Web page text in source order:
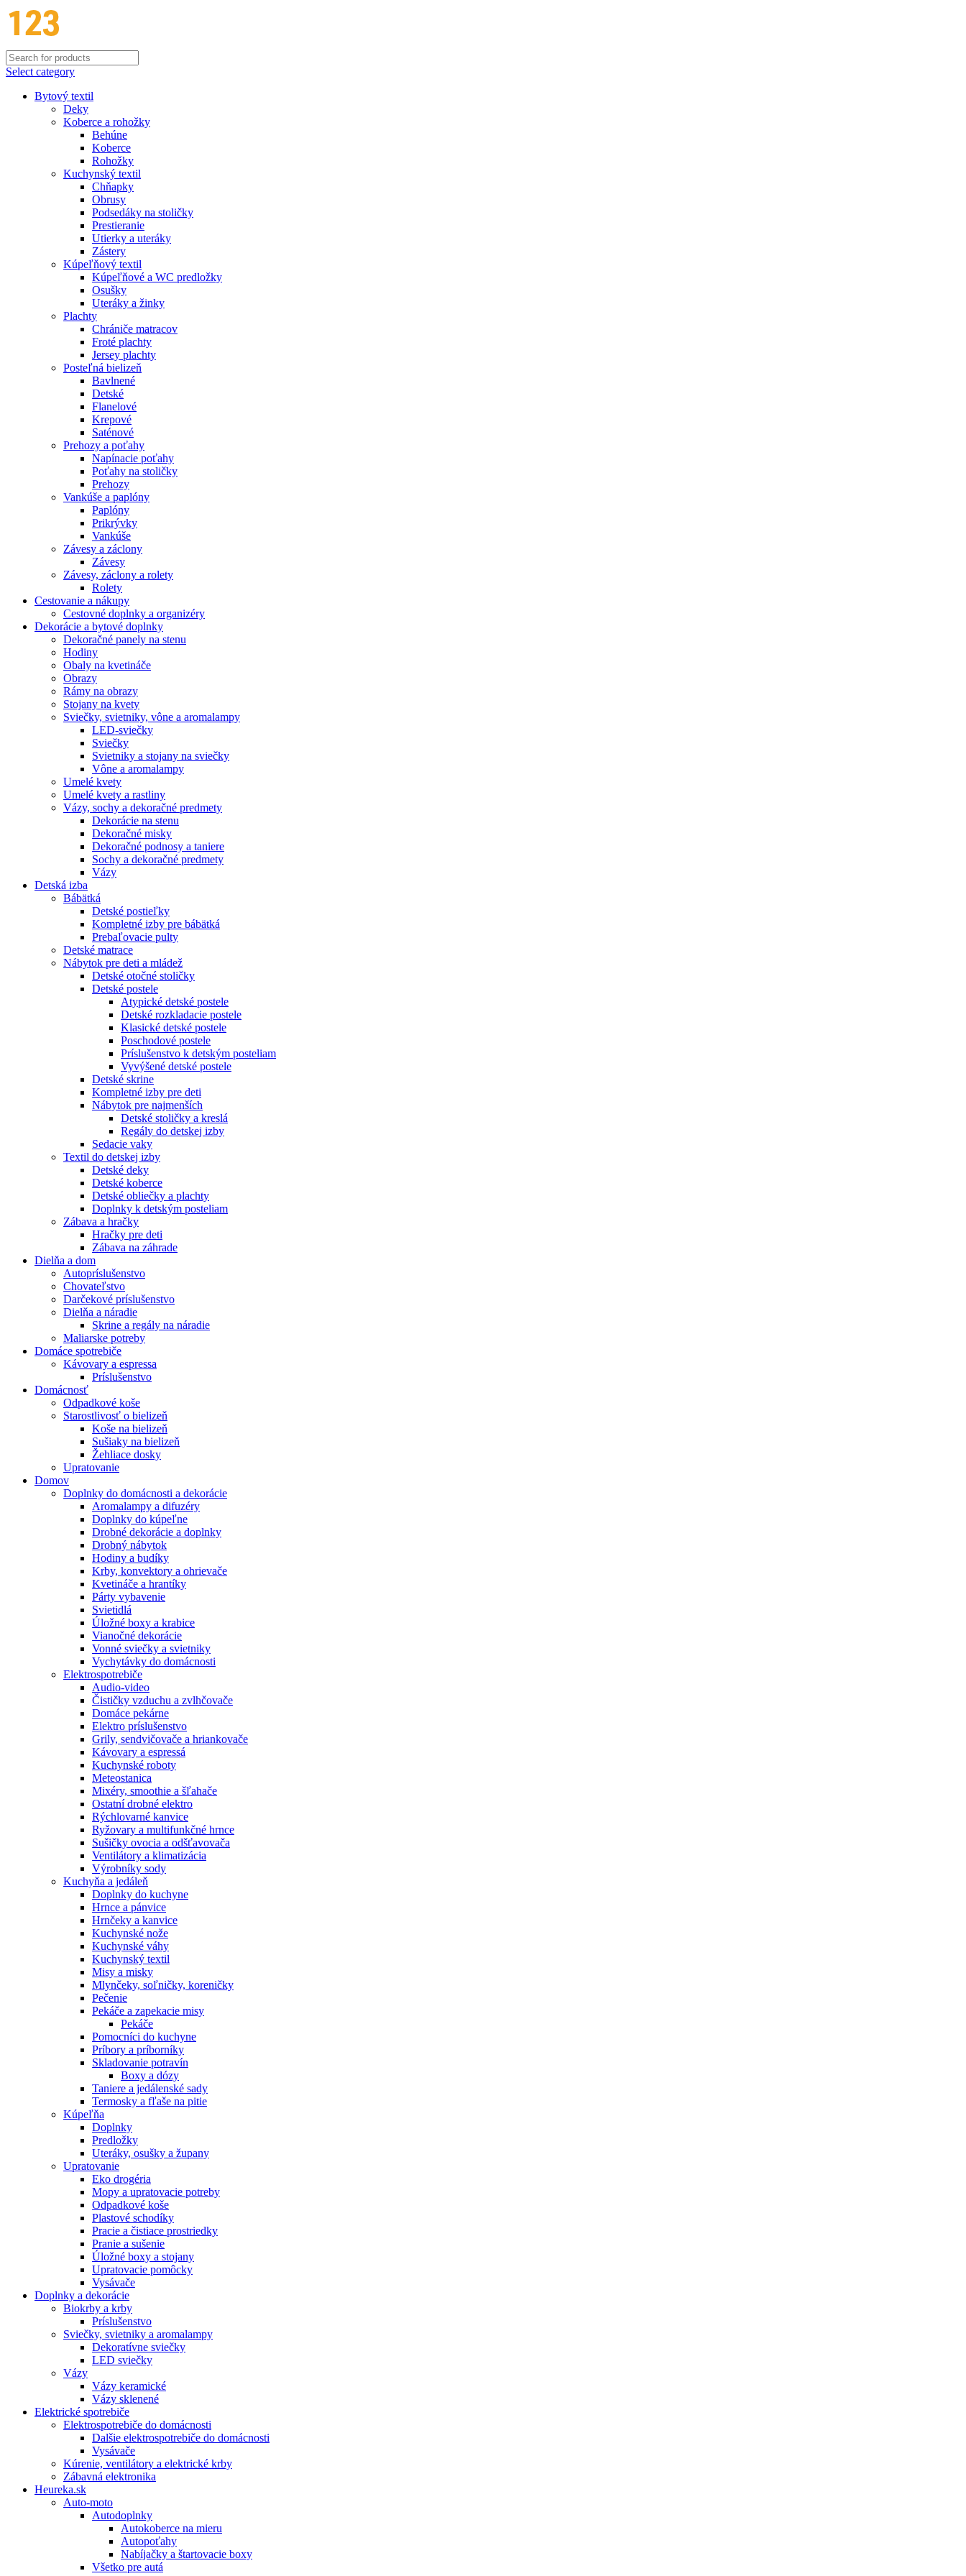
Select category
Bytový textil
Deky
Koberce a rohožky
Behúne
Koberce
Rohožky
Kuchynský textil
Chňapky
Obrusy
Podsedáky na stoličky
Prestieranie
Utierky a uteráky
Zástery
Kúpeľňový textil
Kúpeľňové a WC predložky
Osušky
Uteráky a žinky
Plachty
Chrániče matracov
Froté plachty
Jersey plachty
Posteľná bielizeň
Bavlnené
Detské
Flanelové
Krepové
Saténové
Prehozy a poťahy
Napínacie poťahy
Poťahy na stoličky
Prehozy
Vankúše a paplóny
Paplóny
Prikrývky
Vankúše
Závesy a záclony
Závesy
Závesy, záclony a rolety
Rolety
Cestovanie a nákupy
Cestovné doplnky a organizéry
Dekorácie a bytové doplnky
Dekoračné panely na stenu
Hodiny
Obaly na kvetináče
Obrazy
Rámy na obrazy
Stojany na kvety
Sviečky, svietniky, vône a aromalampy
LED-sviečky
Sviečky
Svietniky a stojany na sviečky
Vône a aromalampy
Umelé kvety
Umelé kvety a rastliny
Vázy, sochy a dekoračné predmety
Dekorácie na stenu
Dekoračné misky
Dekoračné podnosy a taniere
Sochy a dekoračné predmety
Vázy
Detská izba
Bábätká
Detské postieľky
Kompletné izby pre bábätká
Prebaľovacie pulty
Detské matrace
Nábytok pre deti a mládež
Detské otočné stoličky
Detské postele
Atypické detské postele
Detské rozkladacie postele
Klasické detské postele
Poschodové postele
Príslušenstvo k detským posteliam
Vyvýšené detské postele
Detské skrine
Kompletné izby pre deti
Nábytok pre najmenších
Detské stoličky a kreslá
Regály do detskej izby
Sedacie vaky
Textil do detskej izby
Detské deky
Detské koberce
Detské obliečky a plachty
Doplnky k detským posteliam
Zábava a hračky
Hračky pre deti
Zábava na záhrade
Dielňa a dom
Autopríslušenstvo
Chovateľstvo
Darčekové príslušenstvo
Dielňa a náradie
Skrine a regály na náradie
Maliarske potreby
Domáce spotrebiče
Kávovary a espressa
Príslušenstvo
Domácnosť
Odpadkové koše
Starostlivosť o bielizeň
Koše na bielizeň
Sušiaky na bielizeň
Žehliace dosky
Upratovanie
Domov
Doplnky do domácnosti a dekorácie
Aromalampy a difuzéry
Doplnky do kúpeľne
Drobné dekorácie a doplnky
Drobný nábytok
Hodiny a budíky
Krby, konvektory a ohrievače
Kvetináče a hrantíky
Párty vybavenie
Svietidlá
Úložné boxy a krabice
Vianočné dekorácie
Vonné sviečky a svietniky
Vychytávky do domácnosti
Elektrospotrebiče
Audio-video
Čističky vzduchu a zvlhčovače
Domáce pekárne
Elektro príslušenstvo
Grily, sendvičovače a hriankovače
Kávovary a espressá
Kuchynské roboty
Meteostanica
Mixéry, smoothie a šľahače
Ostatní drobné elektro
Rýchlovarné kanvice
Ryžovary a multifunkčné hrnce
Sušičky ovocia a odšťavovača
Ventilátory a klimatizácia
Výrobníky sody
Kuchyňa a jedáleň
Doplnky do kuchyne
Hrnce a pánvice
Hrnčeky a kanvice
Kuchynské nože
Kuchynské váhy
Kuchynský textil
Misy a misky
Mlynčeky, soľničky, koreničky
Pečenie
Pekáče a zapekacie misy
Pekáče
Pomocníci do kuchyne
Príbory a príborníky
Skladovanie potravín
Boxy a dózy
Taniere a jedálenské sady
Termosky a fľaše na pitie
Kúpeľňa
Doplnky
Predložky
Uteráky, osušky a župany
Upratovanie
Eko drogéria
Mopy a upratovacie potreby
Odpadkové koše
Plastové schodíky
Pracie a čistiace prostriedky
Pranie a sušenie
Úložné boxy a stojany
Upratovacie pomôcky
Vysávače
Doplnky a dekorácie
Biokrby a krby
Príslušenstvo
Sviečky, svietniky a aromalampy
Dekoratívne sviečky
LED sviečky
Vázy
Vázy keramické
Vázy sklenené
Elektrické spotrebiče
Elektrospotrebiče do domácnosti
Dalšie elektrospotrebiče do domácnosti
Vysávače
Kúrenie, ventilátory a elektrické krby
Zábavná elektronika
Heureka.sk
Auto-moto
Autodoplnky
Autokoberce na mieru
Autopoťahy
Nabíjačky a štartovacie boxy
Všetko pre autá